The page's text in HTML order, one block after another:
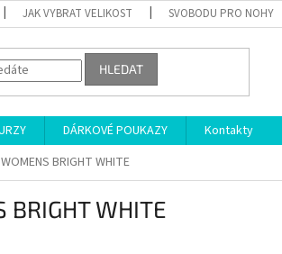
JAK VYBRAT VELIKOST SVOBODU PRO NOHY
HLEDAT
DÁRKOVÉ POUKAZY
Kontakty
BRIGHT WHITE
WHITE